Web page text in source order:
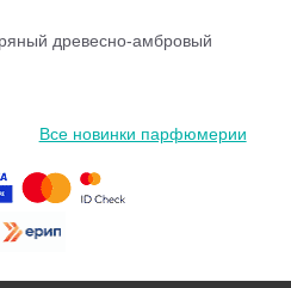
древесно-амбровый
Все новинки парфюмерии